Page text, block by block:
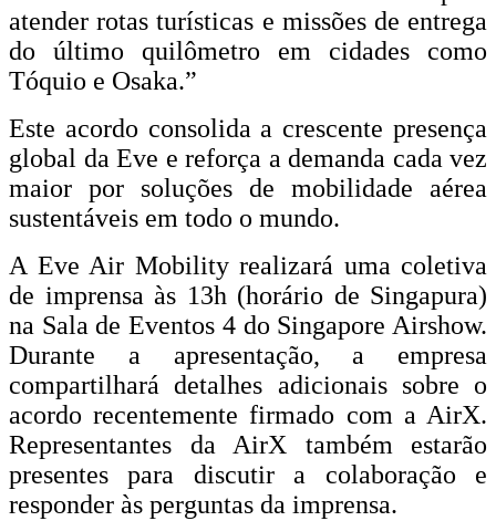
atender rotas turísticas e missões de entrega
do último quilômetro em cidades como
Tóquio e Osaka.”
Este acordo consolida a crescente presença
global da Eve e reforça a demanda cada vez
maior por soluções de mobilidade aérea
sustentáveis ​​em todo o mundo.
A Eve Air Mobility realizará uma coletiva
de imprensa às 13h (horário de Singapura)
na Sala de Eventos 4 do Singapore Airshow.
Durante a apresentação, a empresa
compartilhará detalhes adicionais sobre o
acordo recentemente firmado com a AirX.
Representantes da AirX também estarão
presentes para discutir a colaboração e
responder às perguntas da imprensa.